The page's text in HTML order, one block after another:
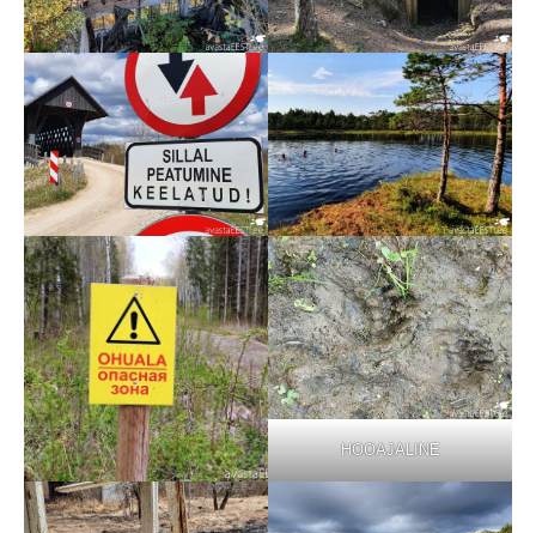
HOOAJALINE